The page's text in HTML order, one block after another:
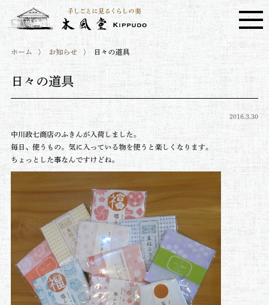
ホーム お知らせ 日々の道具
日々の道具
2016.3.30
中川政七商店のふきんが入荷しました。
毎日、使うもの。気に入っている物を使うと楽しくなります。
ちょっとした事なんですけどね。